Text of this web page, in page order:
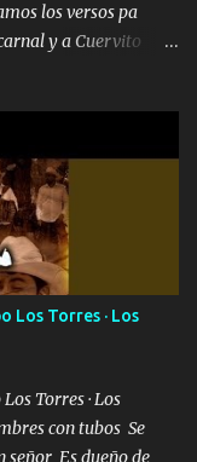
los versos pa
y a Cuervito
por todita a la ciudad
Bulevares
mi APA FLACO
DE LA RANA 🐸
Música Al
necesidad no porque
y nunca con la
de enamorado
Los Torres · Los
Torres · Los
con tubos Se
señor Es dueño de